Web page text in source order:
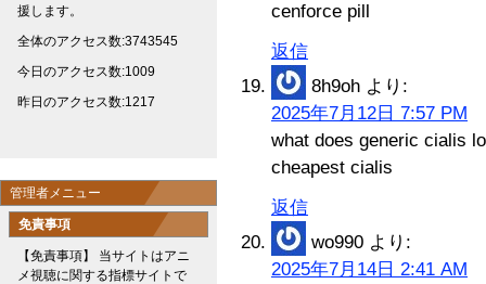
cenforce pill
返信
8h9oh より:
2025年7月12日 7:57 PM
what does generic cialis
cheapest cialis
返信
wo990 より:
2025年7月14日 2:41 AM
援します。
全体のアクセス数:3743545
今日のアクセス数:1009
昨日のアクセス数:1217
管理者メニュー
免責事項
【免責事項】 当サイトはアニ
メ視聴に関する指標サイトで